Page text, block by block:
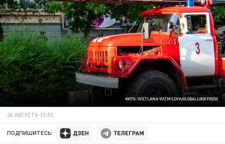
ФОТО: SVETLANA VOZMILOVA/GLOBALLOOKPRESS
20 АВГУСТА 13:53
ПОДПИШИТЕСЬ: